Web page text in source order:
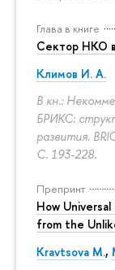
Глава в книге
Сектор НКО
Климов И. А.
В кн.:
БРИКС:
развития.
С. 193-228.
Препринт
How
from the
Kravtsova M.,